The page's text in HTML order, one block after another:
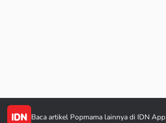
Baca artikel Popmama lainnya di IDN App